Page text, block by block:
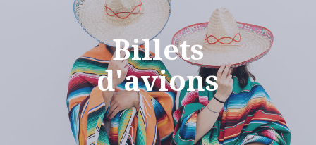
Billets
d'avions